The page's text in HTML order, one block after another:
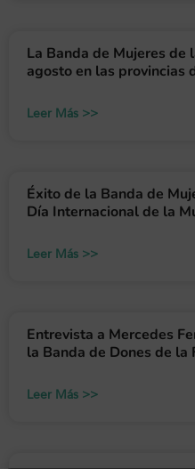
La Banda de Mujeres de
agosto en las provincias
Leer Más >>
Éxito de la Banda de
Día Internacional de la
Leer Más >>
Entrevista a Mercedes
la Banda de Dones de la
Leer Más >>